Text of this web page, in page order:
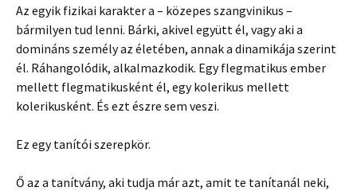
Az egyik fizikai karakter a – közepes szangvinikus –
bármilyen tud lenni. Bárki, akivel együtt él, vagy aki a
domináns személy az életében, annak a dinamikája szerint
él. Ráhangolódik, alkalmazkodik. Egy flegmatikus ember
mellett flegmatikusként él, egy kolerikus mellett
kolerikusként. És ezt észre sem veszi.
Ez egy tanítói szerepkör.
Ő az a tanítvány, aki tudja már azt, amit te tanítanál neki,